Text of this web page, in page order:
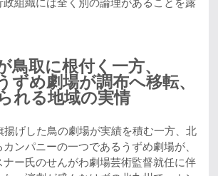
鳥取に根付く一方、
ずめ劇場が調布へ移転、
れる地域の実情
揚げした鳥の劇場が実績を積む一方、北
ンパニーの一つであるうずめ劇場が、
ー氏のせんがわ劇場芸術監督就任に伴